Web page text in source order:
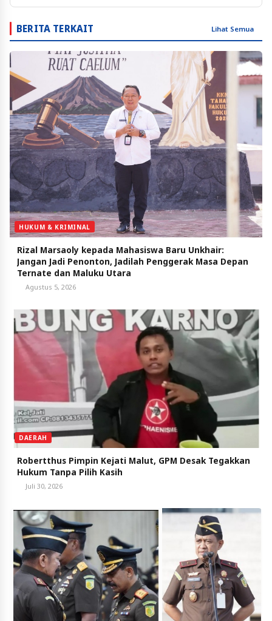
BERITA TERKAIT Lihat Semua
HUKUM & KRIMINAL
Rizal Marsaoly kepada Mahasiswa Baru Unkhair:
Jangan Jadi Penonton, Jadilah Penggerak Masa Depan
Ternate dan Maluku Utara
Agustus 5, 2026
DAERAH
Robertthus Pimpin Kejati Malut, GPM Desak Tegakkan
Hukum Tanpa Pilih Kasih
Juli 30, 2026